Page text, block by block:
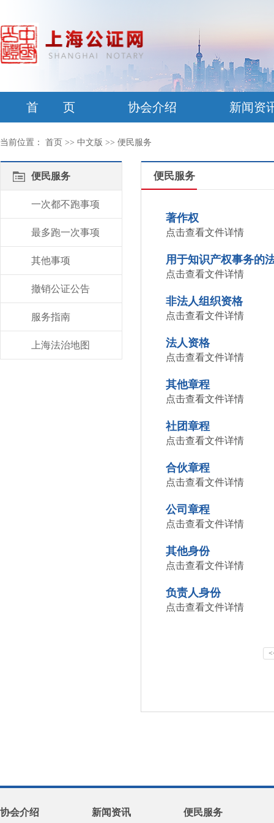
首 页 协会介绍 新闻资
当前位置： 首页 >> 中文版 >> 便民服务
便民服务
一次都不跑事项
最多跑一次事项
其他事项
撤销公证公告
服务指南
上海法治地图
便民服务
著作权
点击查看文件详情
用于知识产权事务的
点击查看文件详情
非法人组织资格
点击查看文件详情
法人资格
点击查看文件详情
其他章程
点击查看文件详情
社团章程
点击查看文件详情
合伙章程
点击查看文件详情
公司章程
点击查看文件详情
其他身份
点击查看文件详情
负责人身份
点击查看文件详情
协会介绍 新闻资讯 便民服务